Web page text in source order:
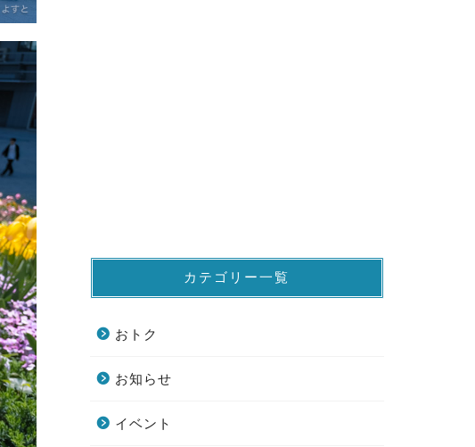
カテゴリー一覧
おトク
お知らせ
イベント